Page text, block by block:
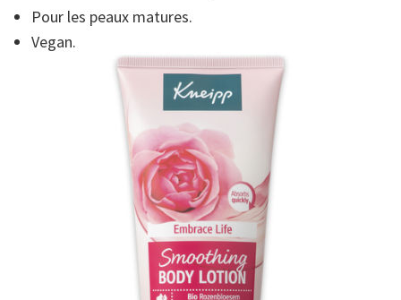
4,6 de 5 étoiles
Pour les peaux matures.
Vegan.